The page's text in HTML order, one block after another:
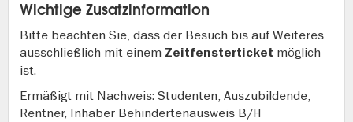
Wichtige Zusatzinformation
Bitte beachten Sie, dass der Besuch bis auf Weiteres
ausschließlich mit einem Zeitfensterticket möglich
ist.
Ermäßigt mit Nachweis: Studenten, Auszubildende,
Rentner, Inhaber Behindertenausweis B/H